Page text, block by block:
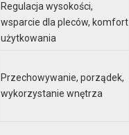
Regulacja wysokości,
wsparcie dla pleców, komfort
użytkowania
Przechowywanie, porządek,
wykorzystanie wnętrza